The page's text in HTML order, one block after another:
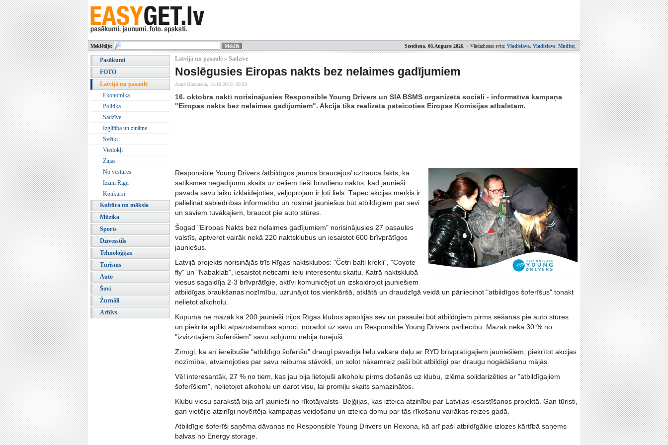
Sestdiena, 08.Augusts 2026. » Vārdadienas svin: Vladislava, Vladislavs, Mudīte;
Meklētājs:
Pasākumi
FOTO
Latvijā un pasaulē
Ekonomika
Politika
Sadzīve
Izglītība un zinātne
Svētki
Viedokļi
Ziņas
No vēstures
Izzini Rīgu
Konkursi
Kultūra un māksla
Mūzika
Sports
Dzīvesstils
Tehnoloģijas
Tūrisms
Auto
Šovi
Žurnāli
Arhīvs
Latvijā un pasaulē » Sadzīve
Noslēgusies Eiropas nakts bez nelaimes gadījumiem
Anna Gruzinska, 18.10.2010. 09:29
16. oktobra naktī norisinājusies Responsible Young Drivers un SIA BSMS organizētā sociāli - informatīvā kampaņa
"Eiropas nakts bez nelaimes gadījumiem". Akcija tika realizēta pateicoties Eiropas Komisijas atbalstam.
Responsible Young Drivers /atbildīgos jaunos braucējus/ uztrauca fakts, ka
satiksmes negadījumu skaits uz ceļiem tieši brīvdienu naktīs, kad jaunieši
pavada savu laiku izklaidējoties, vēljoprojām ir ļoti liels. Tāpēc akcijas mērķis ir
palielināt sabiedrības informētību un rosināt jauniešus būt atbildīgiem par sevi
un saviem tuvākajiem, braucot pie auto stūres.
Šogad "Eiropas Nakts bez nelaimes gadījumiem" norisinājusies 27 pasaules
valstīs, aptverot vairāk nekā 220 naktsklubus un iesaistot 600 brīvprātīgos
jauniešus.
Latvijā projekts norisinājās trīs Rīgas naktsklubos: "Četri balti krekli", "Coyote
fly" un "Nabaklab", iesaistot neticami lielu interesentu skaitu. Katrā naktsklubā
viesus sagaidīja 2-3 brīvprātīgie, aktīvi komunicējot un izskaidrojot jauniešiem
atbildīgas braukšanas nozīmību, uzrunājot tos vienkāršā, atklātā un draudzīgā veidā un pārliecinot "atbildīgos šoferīšus" tonakt
nelietot alkoholu.
Kopumā ne mazāk kā 200 jaunieši trijos Rīgas klubos apsolījās sev un pasaulei būt atbildīgiem pirms sēšanās pie auto stūres
un piekrita aplikt atpazīstamības aproci, norādot uz savu un Responsible Young Drivers pārliecību. Mazāk nekā 30 % no
"izvirzītajiem šoferīšiem" savu solījumu nebija turējuši.
Zīmīgi, ka arī iereibušie "atbildīgo šoferīšu" draugi pavadīja lielu vakara daļu ar RYD brīvprātīgajiem jauniešiem, piekrītot akcijas
nozīmībai, atvainojoties par savu reibuma stāvokli, un solot nākamreiz paši būt atbildīgi par draugu nogādāšanu mājās.
Vēl interesantāk, 27 % no tiem, kas jau bija lietojuši alkoholu pirms došanās uz klubu, izlēma solidarizēties ar "atbildīgajiem
šoferīšiem", nelietojot alkoholu un darot visu, lai promiļu skaits samazinātos.
Klubu viesu sarakstā bija arī jaunieši no rīkotājvalsts- Beļģijas, kas izteica atzinību par Latvijas iesaistīšanos projektā. Gan tūristi,
gan vietējie atzinīgi novērtēja kampaņas veidošanu un izteica domu par tās rīkošanu vairākas reizes gadā.
Atbildīgie šoferīši saņēma dāvanas no Responsible Young Drivers un Rexona, kā arī paši atbildīgākie izlozes kārtībā saņems
balvas no Energy storage.